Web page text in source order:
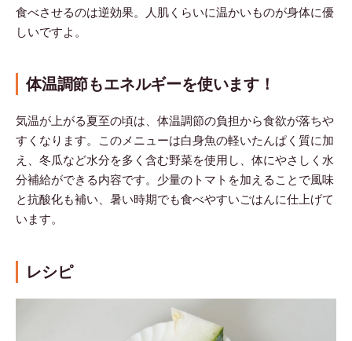
食べさせるのは逆効果。人肌くらいに温かいものが身体に優
しいですよ。
体温調節もエネルギーを使います！
気温が上がる夏至の頃は、体温調節の負担から食欲が落ちや
すくなります。このメニューは白身魚の軽いたんぱく質に加
え、冬瓜など水分を多く含む野菜を使用し、体にやさしく水
分補給ができる内容です。少量のトマトを加えることで風味
と抗酸化も補い、暑い時期でも食べやすいごはんに仕上げて
います。
レシピ